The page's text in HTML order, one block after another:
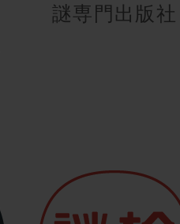
謎専門出版社